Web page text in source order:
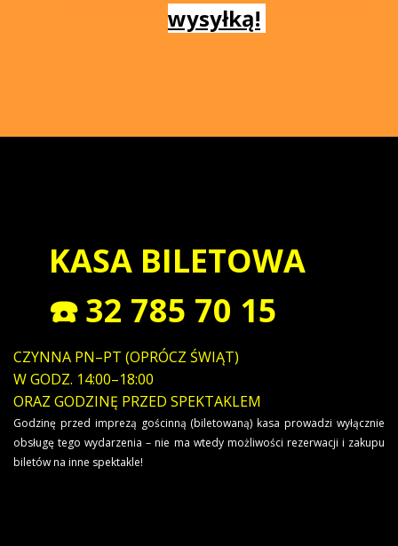
wysyłką!
KASA BILETOWA
☎️ 32 785 70 15
CZYNNA PN–PT (OPRÓCZ ŚWIĄT)
W GODZ. 14:00–18:00
ORAZ GODZINĘ PRZED SPEKTAKLEM
Godzinę przed imprezą gościnną (biletowaną) kasa prowadzi wyłącznie
obsługę tego wydarzenia – nie ma wtedy możliwości rezerwacji i zakupu
biletów na inne spektakle!